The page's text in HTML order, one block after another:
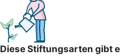
Diese Stiftungsarten gibt